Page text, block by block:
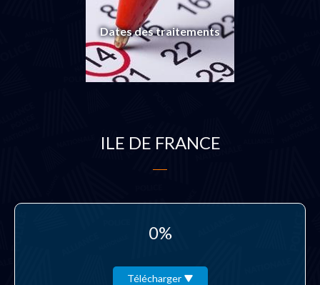
Dates des traitements
ILE DE FRANCE
0%
Télécharger